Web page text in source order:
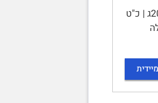
האוניברסיטה הפתוחה | שאלון בחינת גמר | הקורס: 13012 – אתיקה בעסקים | מועד 84, סמסטר 2018ג | כ"ט